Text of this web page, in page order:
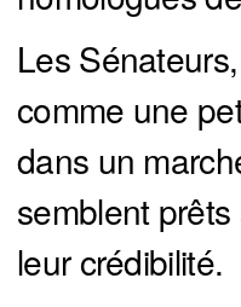
Les
comme une
dans un
semblent
leur crédibilité.